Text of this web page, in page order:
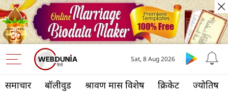
समाचार बॉलीवुड श्रावण मास विशेष क्रिकेट ज्योतिष
Sat, 8 Aug 2026